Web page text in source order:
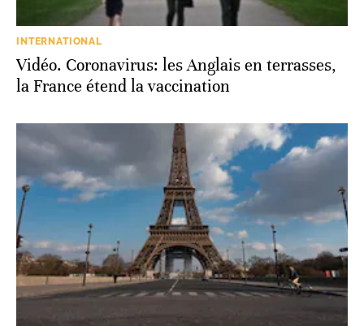
INTERNATIONAL
Vidéo. Coronavirus: les Anglais en terrasses,
la France étend la vaccination